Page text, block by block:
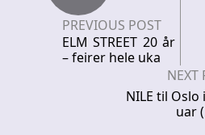
PREVIOUS POST
ELM STREET 20 år
– feirer hele uka
NEXT
NILE til Oslo
uar